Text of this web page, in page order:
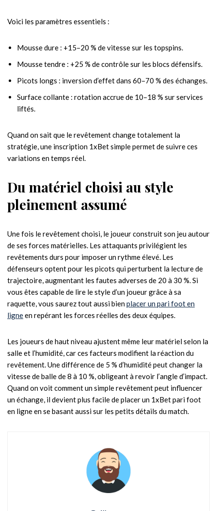
Voici les paramètres essentiels :
Mousse dure : +15–20 % de vitesse sur les topspins.
Mousse tendre : +25 % de contrôle sur les blocs défensifs.
Picots longs : inversion d’effet dans 60–70 % des échanges.
Surface collante : rotation accrue de 10–18 % sur services
liftés.
Quand on sait que le revêtement change totalement la
stratégie, une inscription 1xBet simple permet de suivre ces
variations en temps réel.
Du matériel choisi au style
pleinement assumé
Une fois le revêtement choisi, le joueur construit son jeu autour
de ses forces matérielles. Les attaquants privilégient les
revêtements durs pour imposer un rythme élevé. Les
défenseurs optent pour les picots qui perturbent la lecture de
trajectoire, augmentant les fautes adverses de 20 à 30 %. Si
vous êtes capable de lire le style d’un joueur grâce à sa
raquette, vous saurez tout aussi bienplacer un pari foot en
ligneen repérant les forces réelles des deux équipes.
Les joueurs de haut niveau ajustent même leur matériel selon la
salle et l’humidité, car ces facteurs modifient la réaction du
revêtement. Une différence de 5 % d’humidité peut changer la
vitesse de balle de 8 à 10 %, obligeant à revoir l’angle d’impact.
Quand on voit comment un simple revêtement peut influencer
un échange, il devient plus facile de placer un 1xBet pari foot
en ligne en se basant aussi sur les petits détails du match.